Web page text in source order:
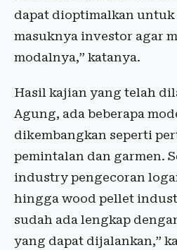
dapat dioptimalkan
masuknya investor agar
modalnya,” katanya.
Hasil kajian yang telah
Agung, ada beberapa
dikembangkan seperti
pemintalan dan garmen.
industry pengecoran
hingga wood pellet
sudah ada lengkap
yang dapat dijalankan,”